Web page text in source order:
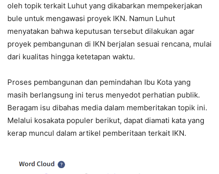
oleh topik terkait Luhut yang dikabarkan mempekerjakan
bule untuk mengawasi proyek IKN. Namun Luhut
menyatakan bahwa keputusan tersebut dilakukan agar
proyek pembangunan di IKN berjalan sesuai rencana, mulai
dari kualitas hingga ketetapan waktu.
Proses pembangunan dan pemindahan Ibu Kota yang
masih berlangsung ini terus menyedot perhatian publik.
Beragam isu dibahas media dalam memberitakan topik ini.
Melalui kosakata populer berikut, dapat diamati kata yang
kerap muncul dalam artikel pemberitaan terkait IKN.